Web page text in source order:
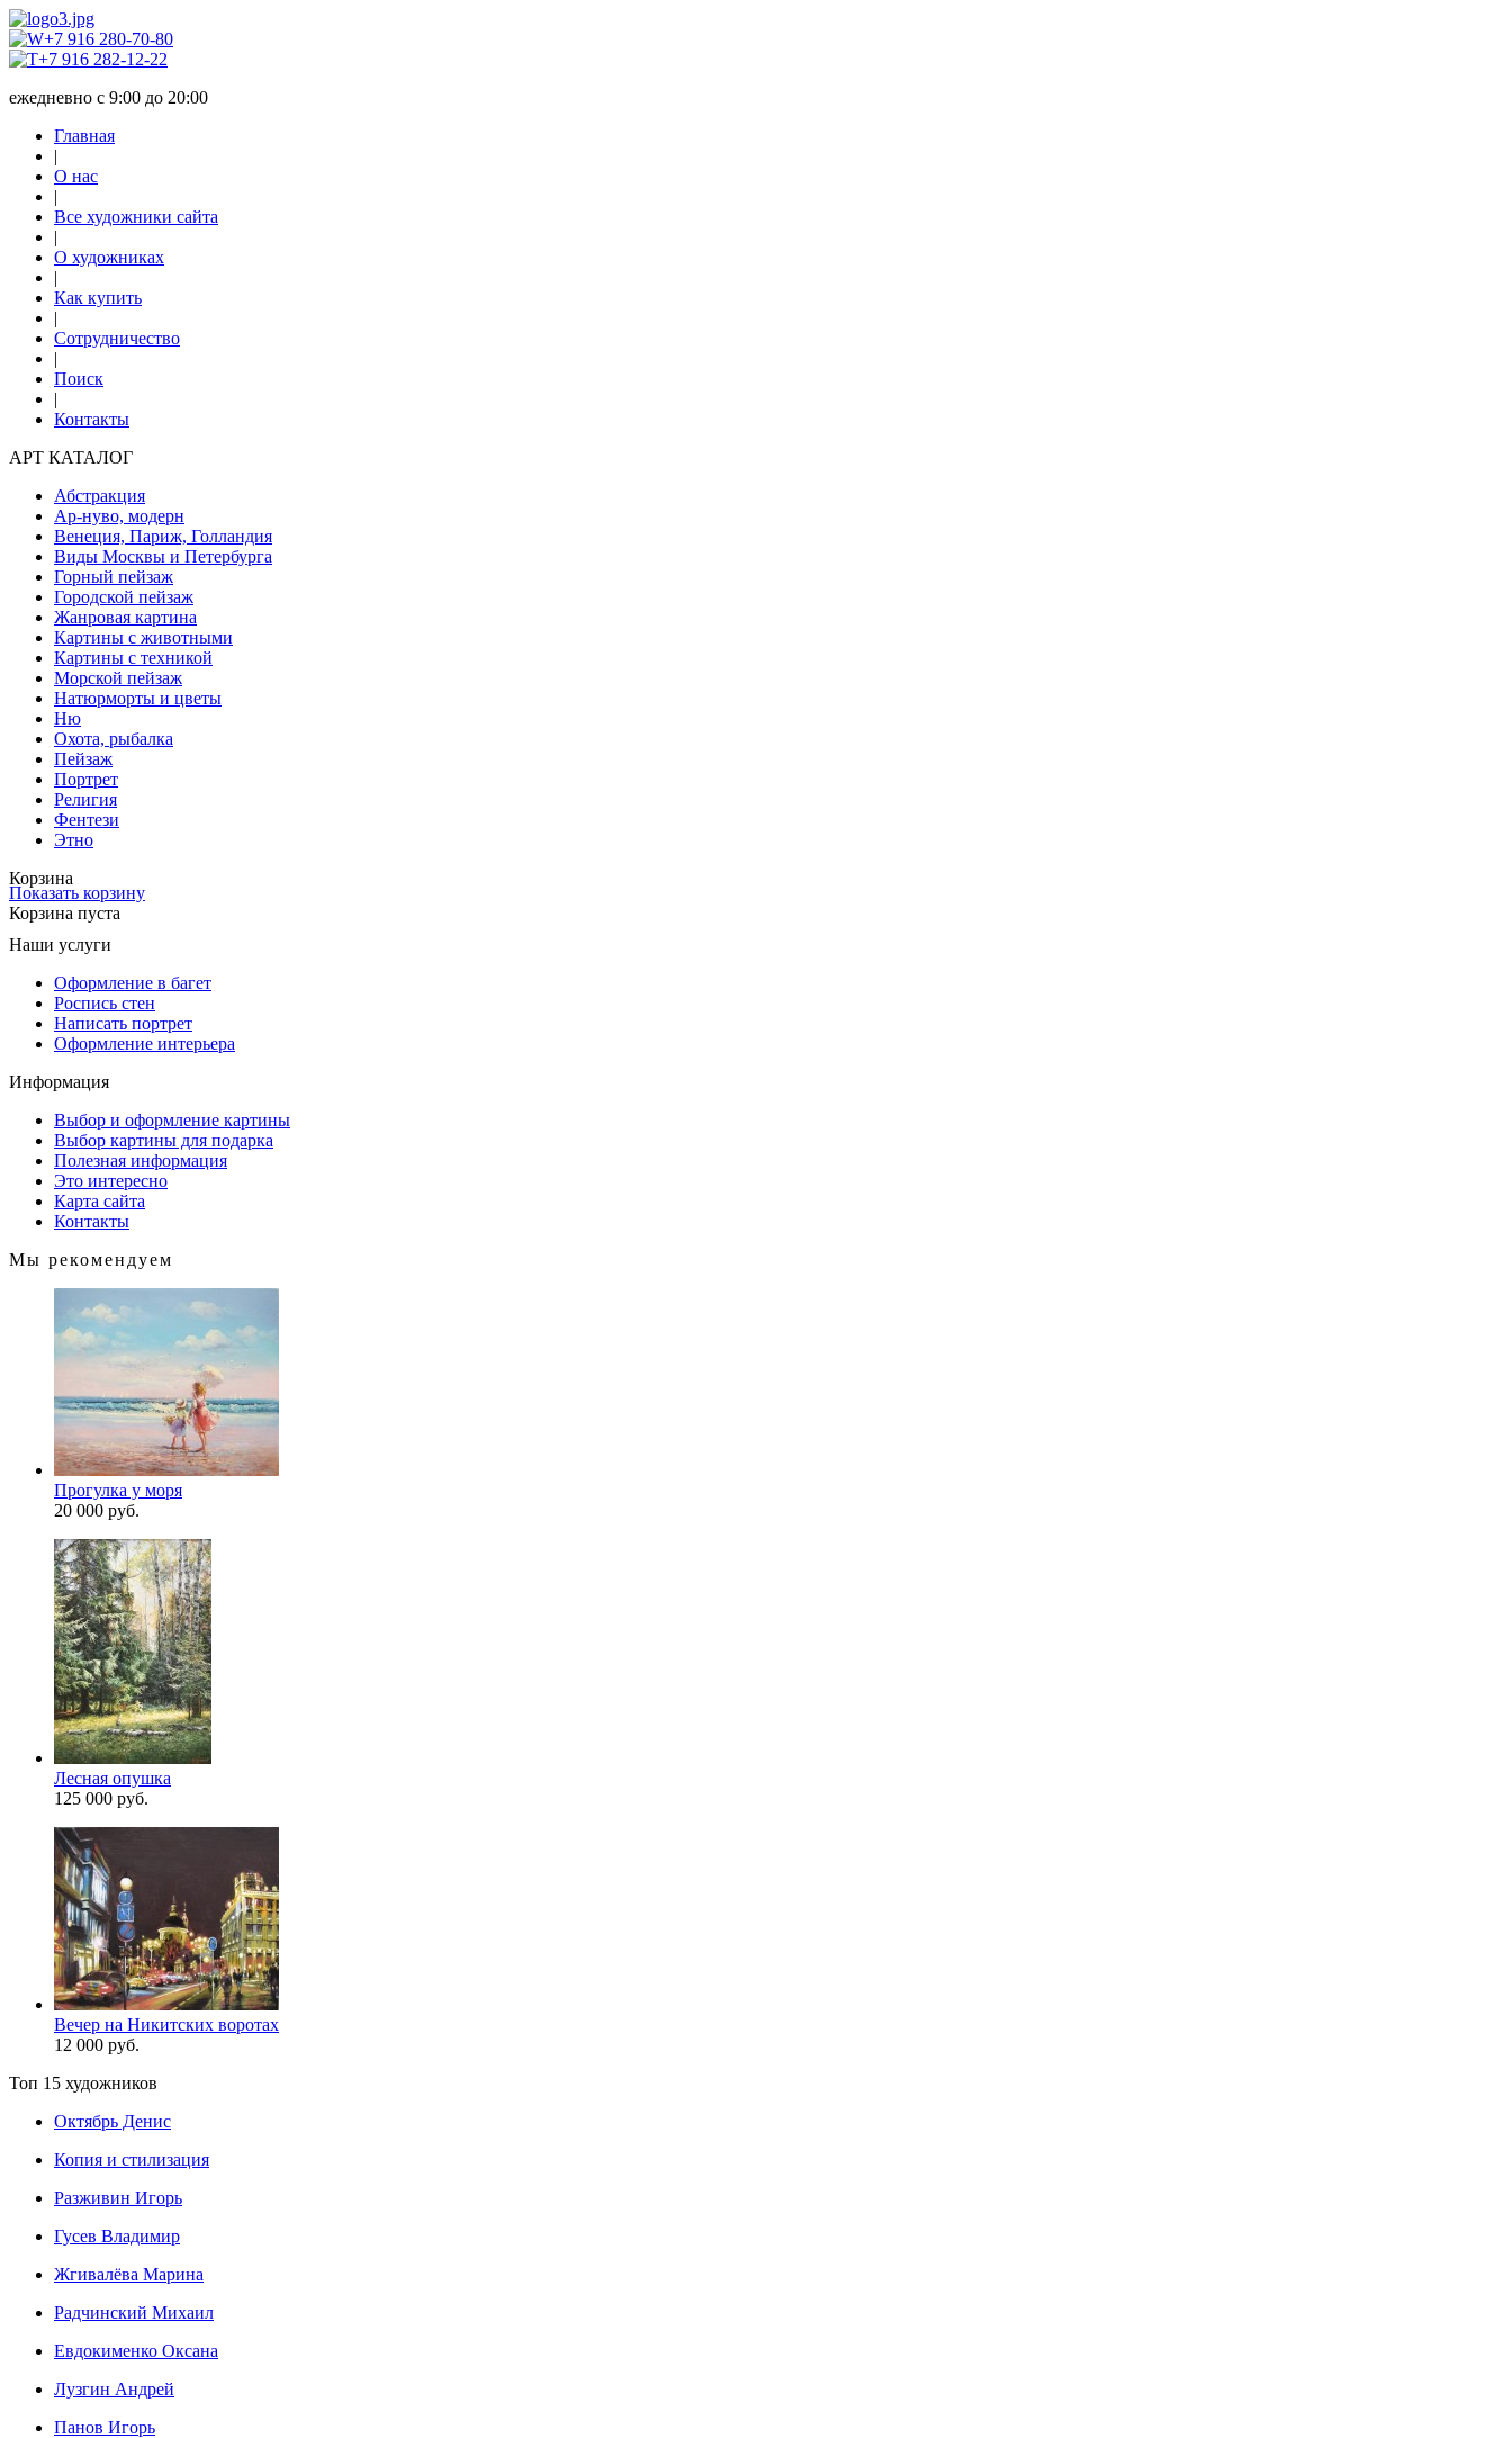
+7 916 280-70-80
+7 916 282-12-22
ежедневно с 9:00 до 20:00
Главная
|
О нас
|
Все художники сайта
|
О художниках
|
Как купить
|
Сотрудничество
|
Поиск
|
Контакты
АРТ КАТАЛОГ
Абстракция
Ар-нуво, модерн
Венеция, Париж, Голландия
Виды Москвы и Петербурга
Горный пейзаж
Городской пейзаж
Жанровая картина
Картины с животными
Картины с техникой
Морской пейзаж
Натюрморты и цветы
Ню
Охота, рыбалка
Пейзаж
Портрет
Религия
Фентези
Этно
Корзина
Показать корзину
Корзина пуста
Наши услуги
Оформление в багет
Роспись стен
Написать портрет
Оформление интерьера
Информация
Выбор и оформление картины
Выбор картины для подарка
Полезная информация
Это интересно
Карта сайта
Контакты
Мы рекомендуем
Прогулка у моря
20 000 руб.
Лесная опушка
125 000 руб.
Вечер на Никитских воротах
12 000 руб.
Топ 15 художников
Октябрь Денис
Копия и стилизация
Разживин Игорь
Гусев Владимир
Жгивалёва Марина
Радчинский Михаил
Евдокименко Оксана
Лузгин Андрей
Панов Игорь